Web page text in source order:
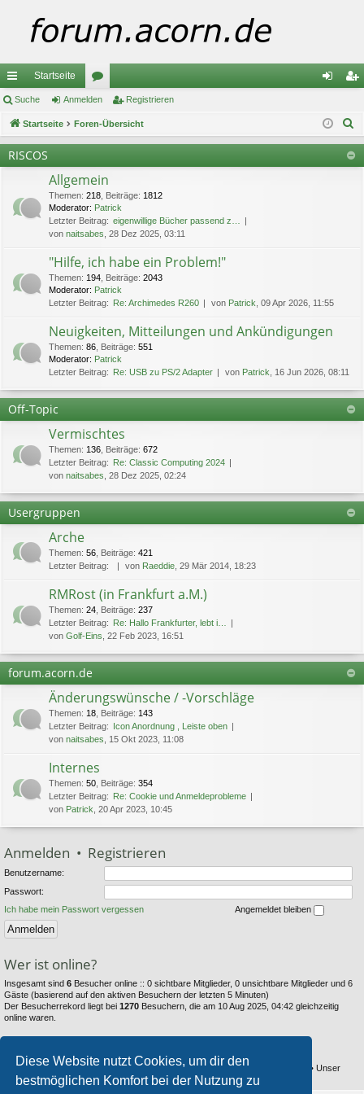
Diese Website nutzt Cookies, um dir den
bestmöglichen Komfort bei der Nutzung zu
ch
ne
llz
riff
Startseite
or
en m ist
rie
Suche Anmelden Registrieren
Startseite Foren-Übersicht
RISCOS
Allgemein
Themen: 218 Beiträge: 1812
Moderator: Patrick
Letzter Beitrag: eigenwillige Bücher passend z…
von naitsabes , 28 Dez 2025, 03:11
"Hilfe, ich habe ein Problem!"
Themen: 194 Beiträge: 2043
Moderator: Patrick
Letzter Beitrag: Re: Archimedes R260 von Patrick , 09 Apr 2026, 11:55
Neuigkeiten, Mitteilungen und Ankündigungen
Themen: 86 Beiträge: 551
Moderator: Patrick
Letzter Beitrag: Re: USB zu PS/2 Adapter von Patrick , 16 Jun 2026, 08:11
Off-Topic
Vermischtes
Themen: 136 Beiträge: 672
Letzter Beitrag: Re: Classic Computing 2024
von naitsabes , 28 Dez 2025, 02:24
Usergruppen
Arche
Themen: 56 Beiträge: 421
Letzter Beitrag:
von Raeddie , 29 Mär 2014, 18:23
RMRost (in Frankfurt a.M.)
Themen: 24 Beiträge: 237
Letzter Beitrag: Re: Hallo Frankfurter, lebt i…
von Golf-Eins , 22 Feb 2023, 16:51
forum.acorn.de
Änderungswünsche / -Vorschläge
Themen: 18 Beiträge: 143
Letzter Beitrag: Icon Anordnung , Leiste oben
von naitsabes , 15 Okt 2023, 11:08
Internes
Themen: 50 Beiträge: 354
Letzter Beitrag: Re: Cookie und Anmeldeprobleme
von Patrick , 20 Apr 2023, 10:45
Anmelden • Registrieren
Benutzername:
Passwort:
Ich habe mein Passwort vergessen
Angemeldet bleiben
Wer ist online?
Insgesamt sind 6 Besucher online :: 0 sichtbare Mitglieder, 0 unsichtbare Mitglieder und 6
Gäste (basierend auf den aktiven Besuchern der letzten 5 Minuten)
Der Besucherrekord liegt bei 1270 Besuchern, die am 10 Aug 2025, 04:42 gleichzeitig
online waren.
Beiträge insgesamt6353 • Themen insgesamt 794• Mitglieder insgesamt
• Unser
neuestes Mitglied:Thestray